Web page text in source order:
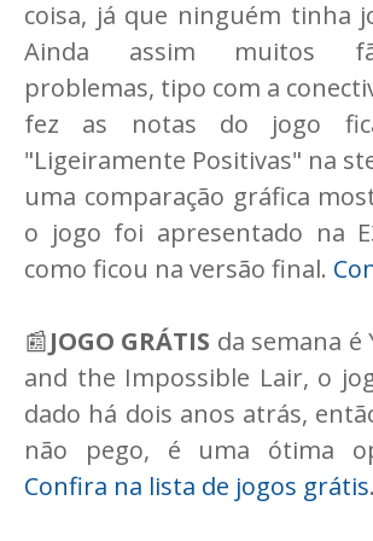
coisa, já que ninguém tinha
Ainda assim muitos
problemas, tipo com a
fez as notas do jogo
"Ligeiramente Positivas" na
uma comparação gráfica
o jogo foi apresentado na
como ficou na versão final.
📰JOGO GRÁTIS da semana é
and the Impossible Lair, o
dado há dois anos atrás,
não pego, é uma ótima
Confira na lista de jogos grátis.